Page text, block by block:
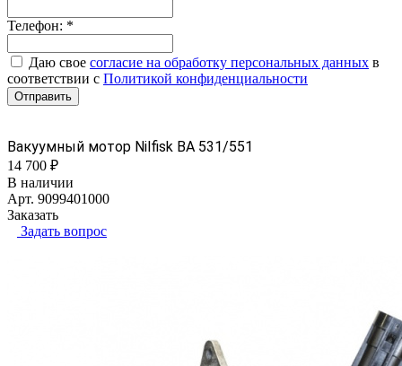
Телефон: *
Даю свое согласие на обработку персональных данных в
соответствии с Политикой конфиденциальности
Отправить
Вакуумный мотор Nilfisk BA 531/551
14 700 ₽
В наличии
Арт. 9099401000
Заказать
Задать вопрос